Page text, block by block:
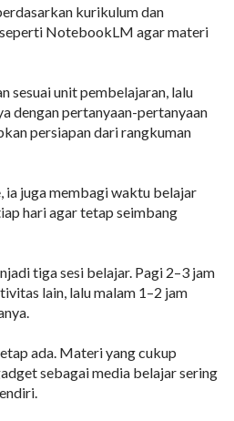
kurikulum dan
NotebookLM agar materi
sesuai unit pembelajaran, lalu
dengan pertanyaan-pertanyaan
persiapan dari rangkuman
ia juga membagi waktu belajar
hari agar tetap seimbang
tiga sesi belajar. Pagi 2–3 jam
lain, lalu malam 1–2 jam
ada. Materi yang cukup
sebagai media belajar sering